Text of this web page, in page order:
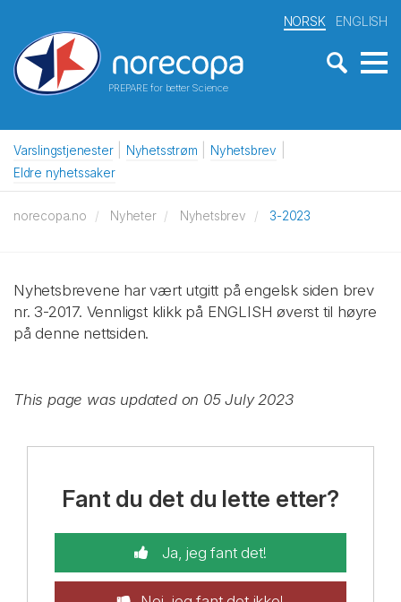
PREPARE for better Science
NORSK ENGLISH
Varslingstjenester Nyhetsstrøm
Nyhetsbrev
Eldre nyhetssaker
norecopa.no Nyheter Nyhetsbrev 3-2023
Nyhetsbrevene har vært utgitt på engelsk siden brev
nr. 3-2017. Vennligst klikk på ENGLISH øverst til høyre
på denne nettsiden.
This page was updated on 05 July 2023
Fant du det du lette etter?
Ja, jeg fant det!